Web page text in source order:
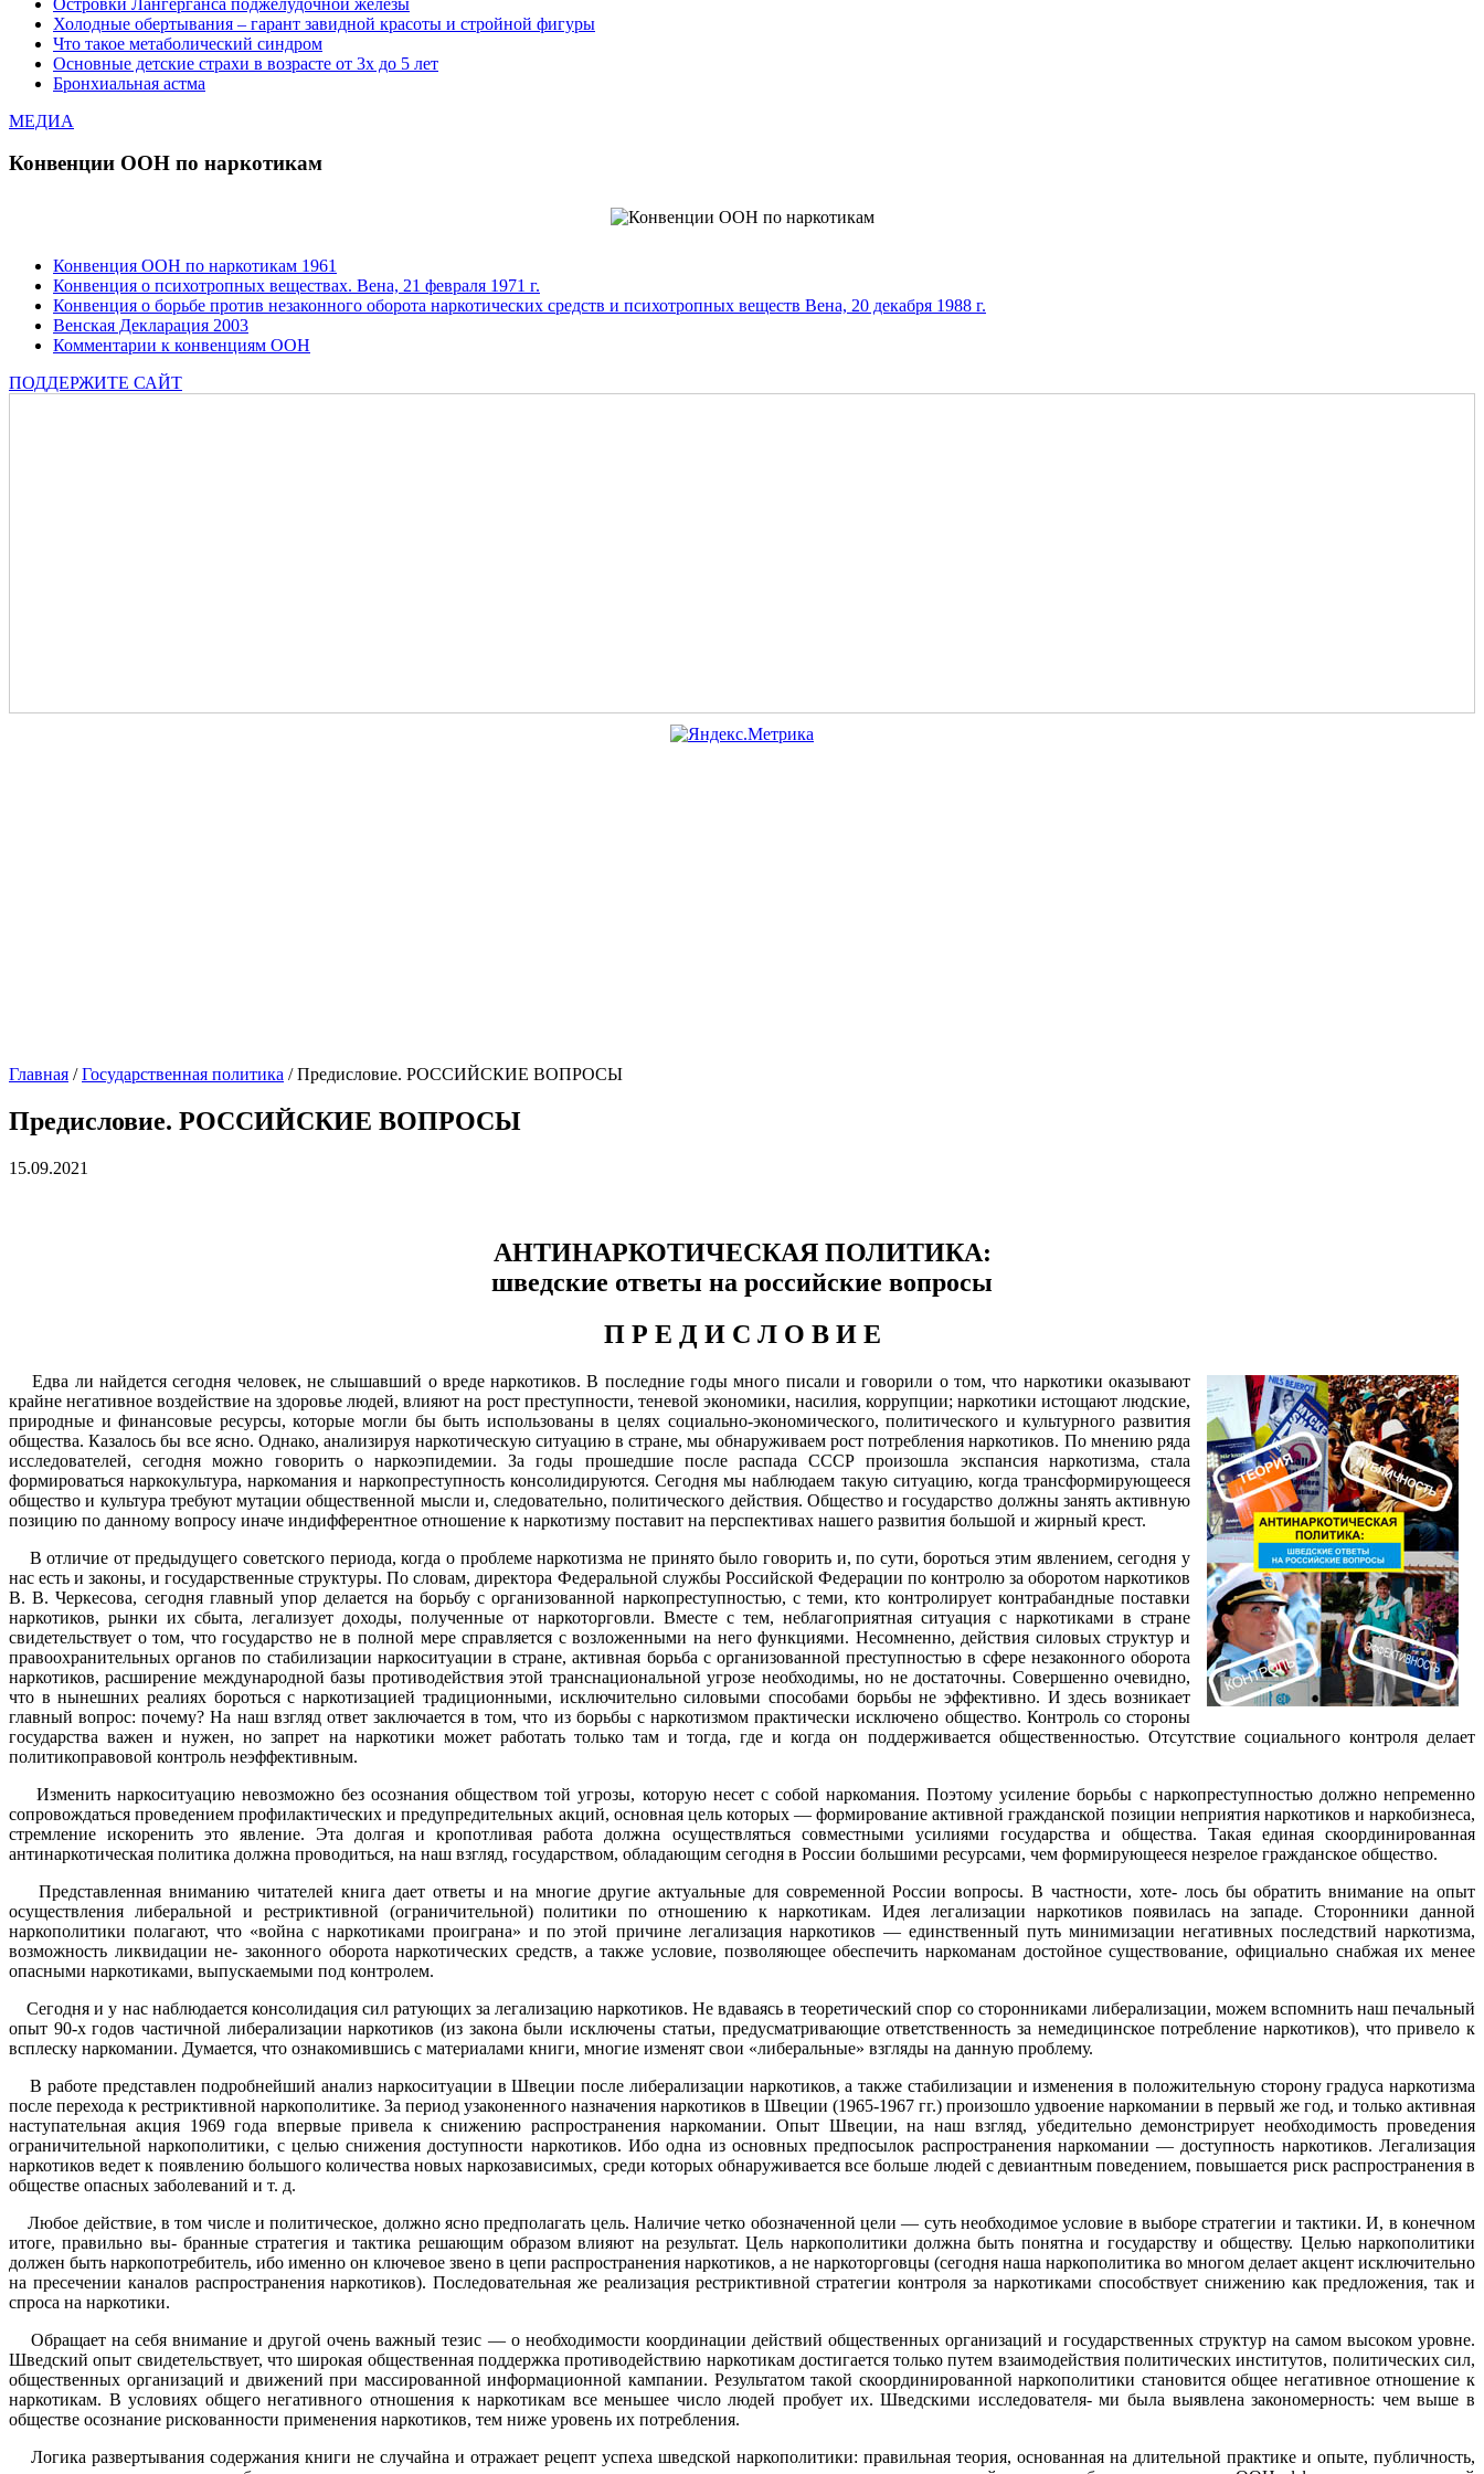
Холодные обертывания – гарант завидной красоты и стройной фигуры
Что такое метаболический синдром
Основные детские страхи в возрасте от 3х до 5 лет
Бронхиальная астма
МЕДИА
Конвенции ООН по наркотикам
Конвенция ООН по наркотикам 1961
Конвенция о психотропных веществах. Вена, 21 февраля 1971 г.
Конвенция о борьбе против незаконного оборота наркотических средств и психотропных веществ Вена, 20 декабря 1988 г.
Венская Декларация 2003
Комментарии к конвенциям ООН
ПОДДЕРЖИТЕ САЙТ
Главная /Государственная политика /Предисловие. РОССИЙСКИЕ ВОПРОСЫ
Предисловие. РОССИЙСКИЕ ВОПРОСЫ
15.09.2021
АНТИНАРКОТИЧЕСКАЯ ПОЛИТИКА:
шведские ответы на российские вопросы
П Р Е Д И С Л О В И Е
Едва ли найдется сегодня человек, не слышавший о вреде наркотиков. В последние годы много писали и говорили о том, что наркотики оказывают
крайне негативное воздействие на здоровье людей, влияют на рост преступности, теневой экономики, насилия, коррупции; наркотики истощают людские,
природные и финансовые ресурсы, которые могли бы быть использованы в целях социально-экономического, политического и культурного развития
общества. Казалось бы все ясно. Однако, анализируя наркотическую ситуацию в стране, мы обнаруживаем рост потребления наркотиков. По мнению ряда
исследователей, сегодня можно говорить о наркоэпидемии. За годы прошедшие после распада СССР произошла экспансия наркотизма, стала
формироваться наркокультура, наркомания и наркопреступность консолидируются. Сегодня мы наблюдаем такую ситуацию, когда трансформирующееся
общество и культура требуют мутации общественной мысли и, следовательно, политического действия. Общество и государство должны занять активную
позицию по данному вопросу иначе индифферентное отношение к наркотизму поставит на перспективах нашего развития большой и жирный крест.
В отличие от предыдущего советского периода, когда о проблеме наркотизма не принято было говорить и, по сути, бороться этим явлением, сегодня у
нас есть и законы, и государственные структуры. По словам, директора Федеральной службы Российской Федерации по контролю за оборотом наркотиков
В. В. Черкесова, сегодня главный упор делается на борьбу с организованной наркопреступностью, с теми, кто контролирует контрабандные поставки
наркотиков, рынки их сбыта, легализует доходы, полученные от наркоторговли. Вместе с тем, неблагоприятная ситуация с наркотиками в стране
свидетельствует о том, что государство не в полной мере справляется с возложенными на него функциями. Несомненно, действия силовых структур и
правоохранительных органов по стабилизации наркоситуации в стране, активная борьба с организованной преступностью в сфере незаконного оборота
наркотиков, расширение международной базы противодействия этой транснациональной угрозе необходимы, но не достаточны. Совершенно очевидно,
что в нынешних реалиях бороться с наркотизацией традиционными, исключительно силовыми способами борьбы не эффективно. И здесь возникает
главный вопрос: почему? На наш взгляд ответ заключается в том, что из борьбы с наркотизмом практически исключено общество. Контроль со стороны
государства важен и нужен, но запрет на наркотики может работать только там и тогда, где и когда он поддерживается общественностью. Отсутствие социального контроля делает
политикоправовой контроль неэффективным.
Изменить наркоситуацию невозможно без осознания обществом той угрозы, которую несет с собой наркомания. Поэтому усиление борьбы с наркопреступностью должно непременно
сопровождаться проведением профилактических и предупредительных акций, основная цель которых — формирование активной гражданской позиции неприятия наркотиков и наркобизнеса,
стремление искоренить это явление. Эта долгая и кропотливая работа должна осуществляться совместными усилиями государства и общества. Такая единая скоординированная
антинаркотическая политика должна проводиться, на наш взгляд, государством, обладающим сегодня в России большими ресурсами, чем формирующееся незрелое гражданское общество.
Представленная вниманию читателей книга дает ответы и на многие другие актуальные для современной России вопросы. В частности, хоте- лось бы обратить внимание на опыт
осуществления либеральной и рестриктивной (ограничительной) политики по отношению к наркотикам. Идея легализации наркотиков появилась на западе. Сторонники данной
наркополитики полагают, что «война с наркотиками проиграна» и по этой причине легализация наркотиков — единственный путь минимизации негативных последствий наркотизма,
возможность ликвидации не- законного оборота наркотических средств, а также условие, позволяющее обеспечить наркоманам достойное существование, официально снабжая их менее
опасными наркотиками, выпускаемыми под контролем.
Сегодня и у нас наблюдается консолидация сил ратующих за легализацию наркотиков. Не вдаваясь в теоретический спор со сторонниками либерализации, можем вспомнить наш печальный
опыт 90-х годов частичной либерализации наркотиков (из закона были исключены статьи, предусматривающие ответственность за немедицинское потребление наркотиков), что привело к
всплеску наркомании. Думается, что ознакомившись с материалами книги, многие изменят свои «либеральные» взгляды на данную проблему.
В работе представлен подробнейший анализ наркоситуации в Швеции после либерализации наркотиков, а также стабилизации и изменения в положительную сторону градуса наркотизма
после перехода к рестриктивной наркополитике. За период узаконенного назначения наркотиков в Швеции (1965-1967 гг.) произошло удвоение наркомании в первый же год, и только активная
наступательная акция 1969 года впервые привела к снижению распространения наркомании. Опыт Швеции, на наш взгляд, убедительно демонстрирует необходимость проведения
ограничительной наркополитики, с целью снижения доступности наркотиков. Ибо одна из основных предпосылок распространения наркомании — доступность наркотиков. Легализация
наркотиков ведет к появлению большого количества новых наркозависимых, среди которых обнаруживается все больше людей с девиантным поведением, повышается риск распространения в
обществе опасных заболеваний и т. д.
Любое действие, в том числе и политическое, должно ясно предполагать цель. Наличие четко обозначенной цели — суть необходимое условие в выборе стратегии и тактики. И, в конечном
итоге, правильно вы- бранные стратегия и тактика решающим образом влияют на результат. Цель наркополитики должна быть понятна и государству и обществу. Целью наркополитики
должен быть наркопотребитель, ибо именно он ключевое звено в цепи распространения наркотиков, а не наркоторговцы (сегодня наша наркополитика во многом делает акцент исключительно
на пресечении каналов распространения наркотиков). Последовательная же реализация рестриктивной стратегии контроля за наркотиками способствует снижению как предложения, так и
спроса на наркотики.
Обращает на себя внимание и другой очень важный тезис — о необходимости координации действий общественных организаций и государственных структур на самом высоком уровне.
Шведский опыт свидетельствует, что широкая общественная поддержка противодействию наркотикам достигается только путем взаимодействия политических институтов, политических сил,
общественных организаций и движений при массированной информационной кампании. Результатом такой скоординированной наркополитики становится общее негативное отношение к
наркотикам. В условиях общего негативного отношения к наркотикам все меньшее число людей пробует их. Шведскими исследователя- ми была выявлена закономерность: чем выше в
обществе осознание рискованности применения наркотиков, тем ниже уровень их потребления.
Логика развертывания содержания книги не случайна и отражает рецепт успеха шведской наркополитики: правильная теория, основанная на длительной практике и опыте, публичность,